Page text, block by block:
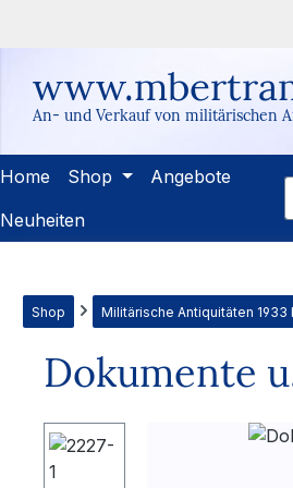
An- und Verkauf von militärischen
Home Shop
Angebote
Neuheiten
Shop Militärische Antiquitäten 1933
Dokumente
Bildergalerie überspringen